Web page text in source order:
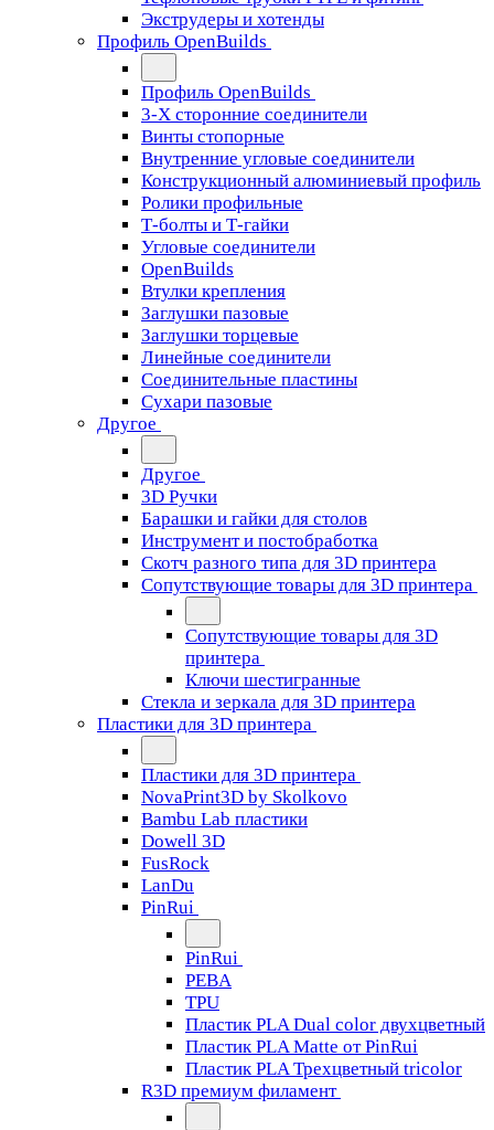
Экструдеры и хотенды
Профиль OpenBuilds
Профиль OpenBuilds
3-Х сторонние соединители
Винты стопорные
Внутренние угловые соединители
Конструкционный алюминиевый профиль
Ролики профильные
Т-болты и Т-гайки
Угловые соединители
OpenBuilds
Втулки крепления
Заглушки пазовые
Заглушки торцевые
Линейные соединители
Соединительные пластины
Сухари пазовые
Другое
Другое
3D Ручки
Барашки и гайки для столов
Инструмент и постобработка
Скотч разного типа для 3D принтера
Сопутствующие товары для 3D принтера
Сопутствующие товары для 3D
принтера
Ключи шестигранные
Стекла и зеркала для 3D принтера
Пластики для 3D принтера
Пластики для 3D принтера
NovaPrint3D by Skolkovo
Bambu Lab пластики
Dowell 3D
FusRock
LanDu
PinRui
PinRui
PEBA
TPU
Пластик PLA Dual color двухцветный
Пластик PLA Matte от PinRui
Пластик PLA Трехцветный tricolor
R3D премиум филамент